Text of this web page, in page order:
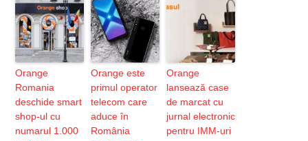
Orange
Romania
deschide smart
shop-ul cu
numarul 1.000
Orange este
primul operator
telecom care
aduce în
România
Orange
lansează case
de marcat cu
jurnal electronic
pentru IMM-uri